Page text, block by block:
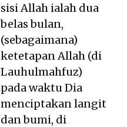
sisi Allah ialah dua
belas bulan,
(sebagaimana)
ketetapan Allah (di
Lauhulmahfuz)
pada waktu Dia
menciptakan langit
dan bumi, di